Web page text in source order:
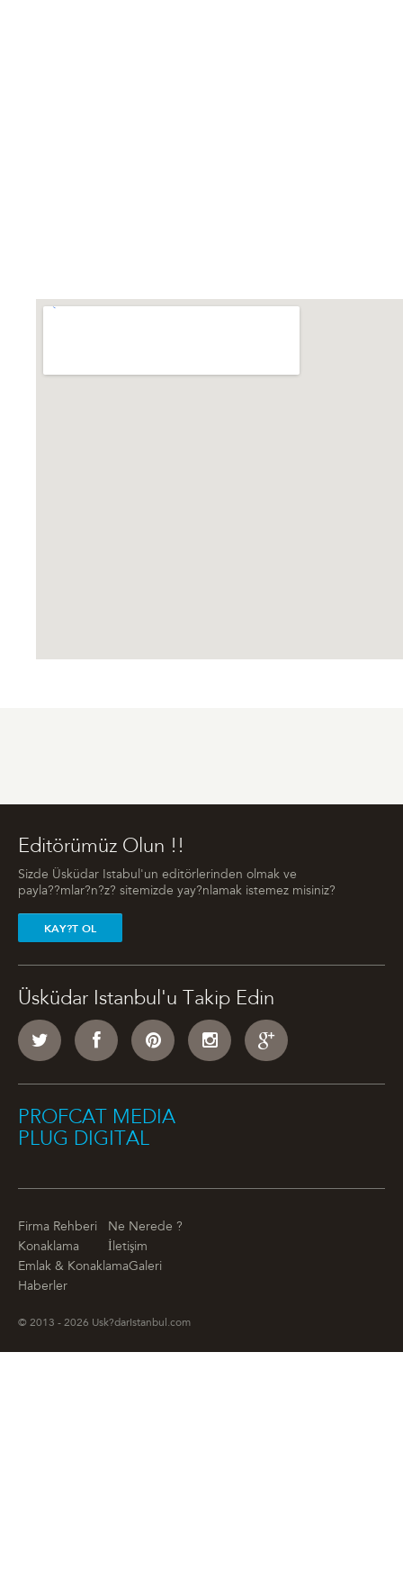
Editörümüz Olun !!
Sizde Üsküdar Istabul'un editörlerinden olmak ve
payla??mlar?n?z? sitemizde yay?nlamak istemez misiniz?
KAY?T OL
Üsküdar Istanbul'u Takip Edin
PROFCAT MEDIA
PLUG DIGITAL
Firma Rehberi
Ne Nerede ?
Konaklama
İletişim
Emlak & KonaklamaGaleri
Haberler
© 2013 - 2026 Usk?darIstanbul.com